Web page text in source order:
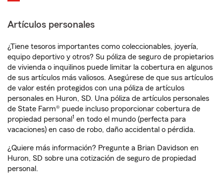
Artículos personales
¿Tiene tesoros importantes como coleccionables, joyería,
equipo deportivo y otros? Su póliza de seguro de propietarios
de vivienda o inquilinos puede limitar la cobertura en algunos
de sus artículos más valiosos. Asegúrese de que sus artículos
de valor estén protegidos con una póliza de artículos
personales en Huron, SD. Una póliza de artículos personales
de State Farm® puede incluso proporcionar cobertura de
propiedad personal 1 en todo el mundo (perfecta para
vacaciones) en caso de robo, daño accidental o pérdida.
¿Quiere más información? Pregunte a Brian Davidson en
Huron, SD sobre una cotización de seguro de propiedad
personal.